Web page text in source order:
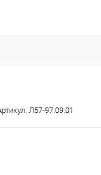
Л57-97.09.01